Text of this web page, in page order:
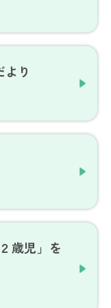
り
歳児」を